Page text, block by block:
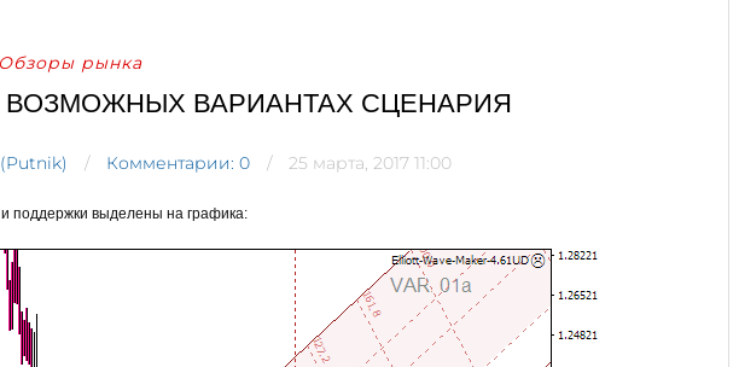
Обзоры рынка
ВОЗМОЖНЫХ ВАРИАНТАХ СЦЕНАРИЯ
Комментарии: 0 25 марта, 2017 11:00
поддержки выделены на графика: